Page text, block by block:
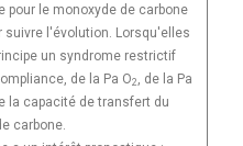
pour le monoxyde de carbone
suivre l'évolution. Lorsqu'elles
un syndrome restrictif
de la Pa O2
, de la Pa
la capacité de transfert du
carbone.